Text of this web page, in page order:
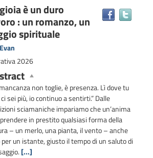
è un duro
: un romanzo, un
spirituale
2026
non toglie, è presenza. Lì dove tu
sei più, io continuo a sentirti.” Dalle
sciamaniche impariamo che un’anima
in prestito qualsiasi forma della
– un merlo, una pianta, il vento – anche
un istante, giusto il tempo di un saluto di
[...]